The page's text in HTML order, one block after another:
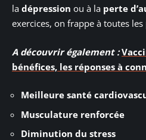
la dépression ou à la perte
exercices, on frappe à toutes
A découvrir également :
bénéfices, les réponses à
Meilleure santé
Musculature renforcée
Diminution du stress